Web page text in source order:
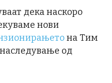
дека наскоро
нови
на Тим
од